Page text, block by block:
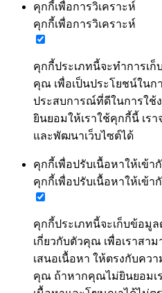
คุกกี้เพื่อการวิเคราะห์
คุกกี้เพื่อการวิเคราะห์
คุกกี้ประเภทนี้จะทำการเ
คุณ เพื่อเป็นประโยชน์ใน
ประสบการณ์ที่ดีในการใช้
ยินยอมให้เราใช้คุกกี้นี้ เร
และพัฒนาเว็บไซต์ได้
คุกกี้เพื่อปรับเนื้อหาให้เข้า
คุกกี้เพื่อปรับเนื้อหาให้เข้า
คุกกี้ประเภทนี้จะเก็บข้อมู
เกี่ยวกับตัวคุณ เพื่อเราสา
เสนอเนื้อหา ให้ตรงกับคว
คุณ ถ้าหากคุณไม่ยินยอมเ